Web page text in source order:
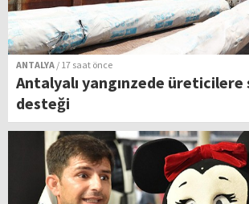
ANTALYA / 17 saat önce
Antalyalı yangınzede üreticilere
desteği